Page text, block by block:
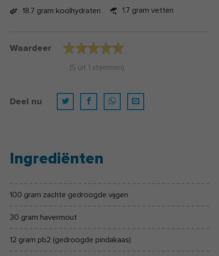
18.7 gram koolhydraten 1.7 gram vetten
Waardeer
(5 uit 1 stemmen)
Deel nu
Ingrediënten
100 gram zachte gedroogde vijgen
30 gram havermout
12 gram pb2 (gedroogde pindakaas)